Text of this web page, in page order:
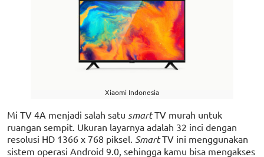
Xiaomi Indonesia
Mi TV 4A menjadi salah satu smartTV murah untuk
ruangan sempit. Ukuran layarnya adalah 32 inci dengan
resolusi HD 1366 x 768 piksel. SmartTV ini menggunakan
sistem operasi Android 9.0, sehingga kamu bisa mengakses